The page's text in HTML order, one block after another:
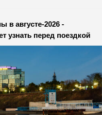
в августе-2026 -
узнать перед поездкой